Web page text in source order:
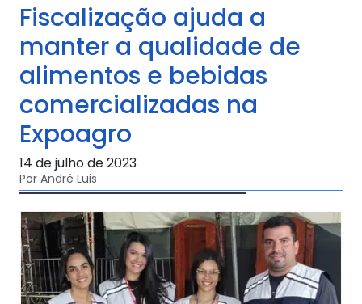
Fiscalização ajuda a
manter a qualidade de
alimentos e bebidas
comercializadas na
Expoagro
14 de julho de 2023
Por André Luis